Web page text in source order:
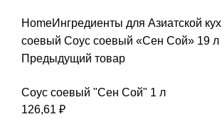
HomeИнгредиенты для Азиатской
соевый Соус соевый «Сен Сой» 19 л
Предыдущий товар
Соус соевый "Сен Сой" 1 л
126,61 ₽